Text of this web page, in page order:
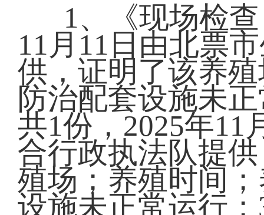
1、《现场检
11月11日由北票
供，证明了该养
防治配套设施未
共1份，2025年11
合行政执法队提
殖场；养殖时间
设施未正常运行